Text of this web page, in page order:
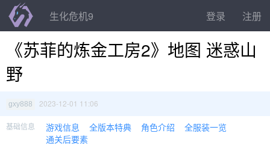
登录 注册
生化危机9
《苏菲的炼金工房2》地图 迷惑山
野
gxy888 2023-12-01 11:06
基础信息 游戏信息 全版本特典 角色介绍
全服装一览
通关后要素